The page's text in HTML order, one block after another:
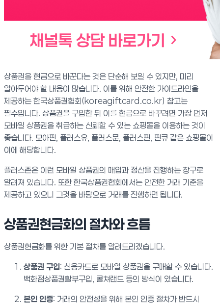
상품권을 현금으로 바꾼다는 것은 단순해 보일 수 있지만, 미리
알아두어야 할 내용이 많습니다. 이를 위해 안전한 가이드라인을
제공하는 한국상품권협회(koreagiftcard.co.kr) 참고는
필수입니다. 상품권을 구입한 뒤 이를 현금으로 바꾸려면 가장 먼저
모바일 상품권을 취급하는 신뢰할 수 있는 쇼핑몰을 이용하는 것이
좋습니다. 모아핀, 플러스유, 플러스문, 플러스핀, 핀큐 같은 쇼핑몰이
이에 해당합니다.
플러스존은 이런 모바일 상품권의 매입과 정산을 진행하는 창구로
알려져 있습니다. 또한 한국상품권협회에서는 안전한 거래 기준을
제공하고 있으니 그것을 바탕으로 거래를 진행하면 됩니다.
상품권현금화의 절차와 흐름
상품권현금화를 위한 기본 절차를 알려드리겠습니다.
상품권 구입: 신용카드로 모바일 상품권을 구매할 수 있습니다.
백화점상품권할부구입, 콜쳐랜드 등의 방식이 있습니다.
본인 인증: 거래의 안전성을 위해 본인 인증 절차가 반드시